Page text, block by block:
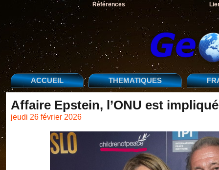
Références
ACCUEIL THEMATIQUES
Affaire Epstein, l’ONU est
jeudi 26 février 2026